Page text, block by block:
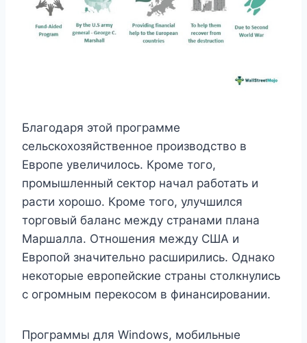
Благодаря этой программе
сельскохозяйственное производство в
Европе увеличилось. Кроме того,
промышленный сектор начал работать и
расти хорошо. Кроме того, улучшился
торговый баланс между странами плана
Маршалла. Отношения между США и
Европой значительно расширились. Однако
некоторые европейские страны столкнулись
с огромным перекосом в финансировании.
Программы для Windows, мобильные